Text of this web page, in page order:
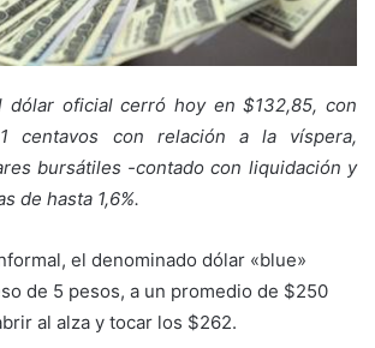
dólar oficial cerró hoy en $132,85, con
centavos con relación a la víspera,
bursátiles -contado con liquidación y
de hasta 1,6%.
el denominado dólar «blue»
de 5 pesos, a un promedio de $250
al alza y tocar los $262.